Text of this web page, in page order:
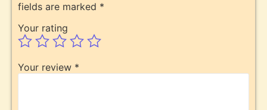
fields are marked *
Your rating
Your review *